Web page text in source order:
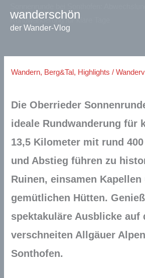
Inhalt
springen
wanderschön
der Wander-Vlog
Rundwanderung für klare Tage
Wandern, Berg&Tal, Highlights /
Die Oberrieder
ideale Rundwanderung für
13,5 Kilometer mit rund
und Abstieg führen zu
Ruinen, einsamen Kapellen
gemütlichen Hütten.
spektakuläre Ausblicke auf
verschneiten Allgäuer
Sonthofen.